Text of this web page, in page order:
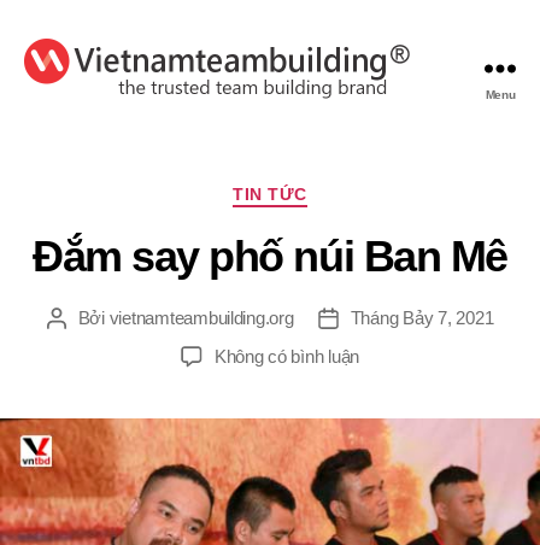
Menu
Chuyên
TIN TỨC
Đắm say phố núi Ban Mê
TácBởi vietnamteambuilding.org
Ngày
đăng
Tháng Bảy 7, 2021
Không có bình luậnở
phố
núi
Ban
Mê